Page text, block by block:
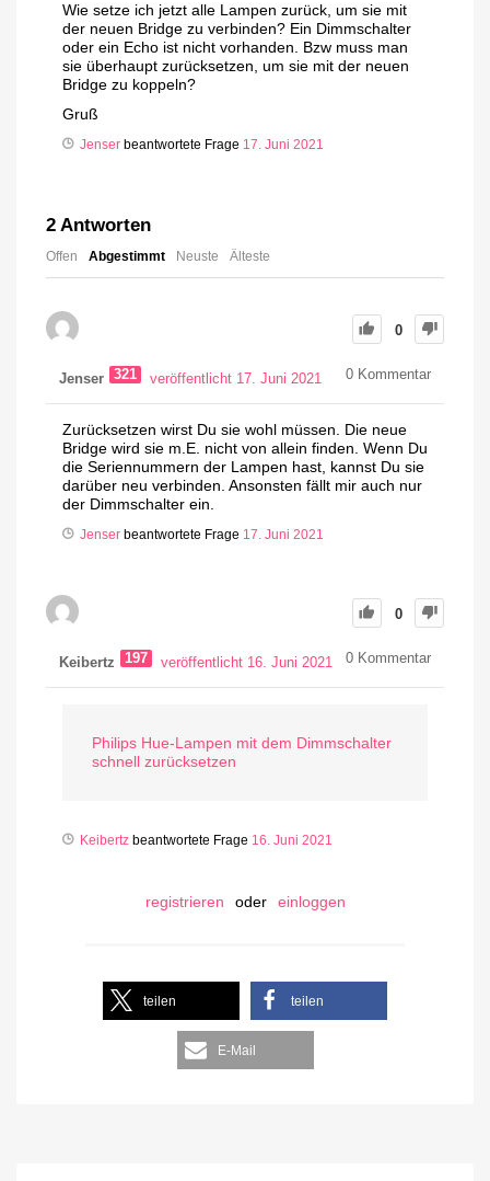
Wie setze ich jetzt alle Lampen zurück, um sie mit
der neuen Bridge zu verbinden? Ein Dimmschalter
oder ein Echo ist nicht vorhanden. Bzw muss man
sie überhaupt zurücksetzen, um sie mit der neuen
Bridge zu koppeln?
Gruß
Jenser beantwortete Frage 17. Juni 2021
2 Antworten
Offen Abgestimmt Neuste Älteste
0
Jenser 321 veröffentlicht 17. Juni 2021 0 Kommentar
Zurücksetzen wirst Du sie wohl müssen. Die neue
Bridge wird sie m.E. nicht von allein finden. Wenn Du
die Seriennummern der Lampen hast, kannst Du sie
darüber neu verbinden. Ansonsten fällt mir auch nur
der Dimmschalter ein.
Jenser beantwortete Frage 17. Juni 2021
0
Keibertz 197 veröffentlicht 16. Juni 2021 0 Kommentar
Philips Hue-Lampen mit dem Dimmschalter
schnell zurücksetzen
Keibertz beantwortete Frage 16. Juni 2021
registrieren oder einloggen
teilen teilen
E-Mail